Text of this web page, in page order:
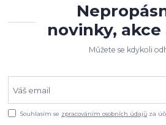
novinky, akce
Můžete se kdykoli
Souhlasím se zpracováním osobních údajů za